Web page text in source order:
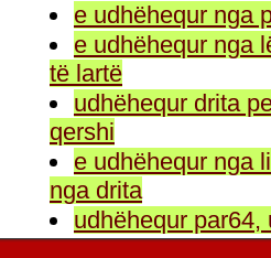
e udhëhequr nga
e udhëhequr nga
të lartë
udhëhequr drita
qershi
e udhëhequr nga
nga drita
udhëhequr